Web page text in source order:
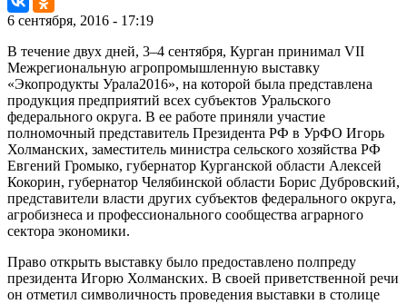
6 сентября, 2016 - 17:19
В течение двух дней, 3–4 сентября, Курган принимал VII
Межрегиональную агропромышленную выставку
«Экопродукты Урала­2016», на которой была представлена
продукция предприятий всех субъектов Уральского
федерального округа. В ее работе приняли участие
полномочный представитель Президента РФ в УрФО Игорь
Холманских, заместитель министра сельского хозяйства РФ
Евгений Громыко, губернатор Курганской области Алексей
Кокорин, губернатор Челябинской области Борис Дубровский,
представители власти других субъектов федерального округа,
агробизнеса и профессионального сообщества аграрного
сектора экономики.
Право открыть выставку было предоставлено полпреду
президента Игорю Холманских. В своей приветственной речи
он отметил символичность проведения выставки в столице